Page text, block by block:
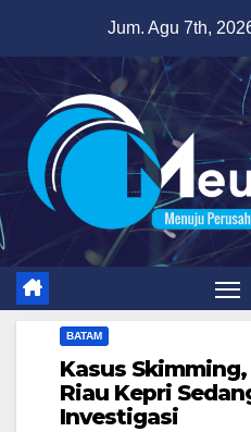
content
Jum. Agu 7th,
BATAM
Kasus
Riau Kepri
Investigasi